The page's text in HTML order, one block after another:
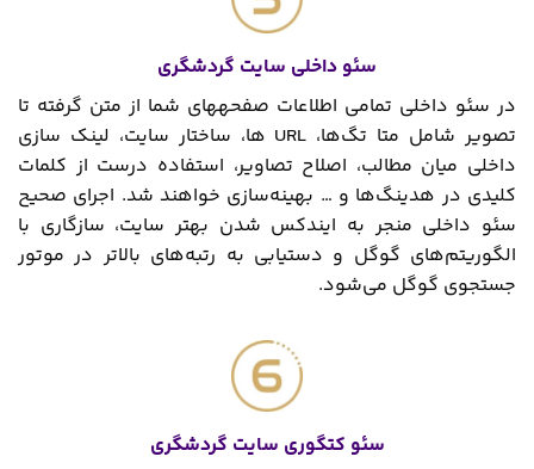
سئو داخلی سایت گردشگری
در سئو داخلی تمامی اطلاعات صفحه‎های شما از متن گرفته تا
تصویر شامل متا تگ‌ها، URL ها، ساختار سایت، لینک سازی
داخلی میان مطالب، اصلاح تصاویر، استفاده درست از کلمات
کلیدی در هدینگ‌ها و … بهینه‌سازی خواهند شد. اجرای صحیح
سئو داخلی منجر به ایندکس شدن بهتر سایت، سازگاری با
الگوریتم‌های گوگل و دستیابی به رتبه‌های بالاتر در موتور
جستجوی گوگل می‌شود.
سئو کتگوری سایت گردشگری